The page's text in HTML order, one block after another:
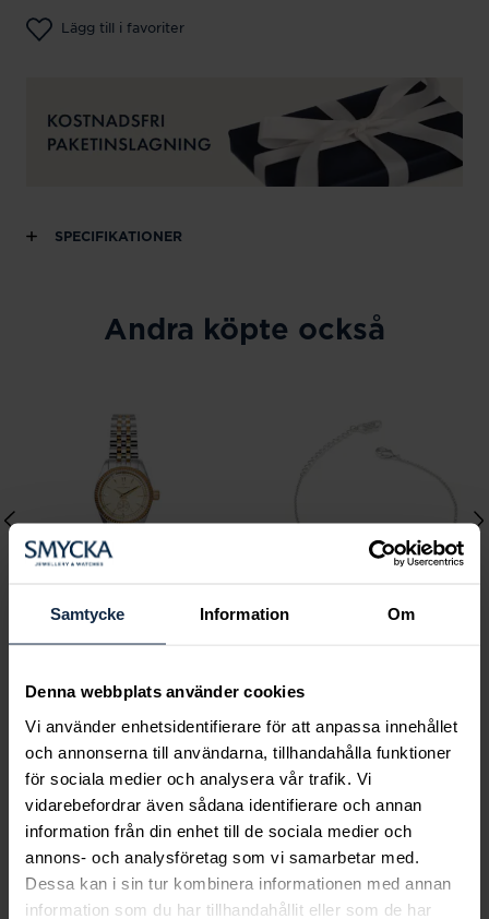
Samtycke Information Om
Denna webbplats använder cookies
Vi använder enhetsidentifierare för att anpassa innehållet
och annonserna till användarna, tillhandahålla funktioner
för sociala medier och analysera vår trafik. Vi
vidarebefordrar även sådana identifierare och annan
information från din enhet till de sociala medier och
annons- och analysföretag som vi samarbetar med.
Dessa kan i sin tur kombinera informationen med annan
information som du har tillhandahållit eller som de har
Lägg till i favoriter
SPECIFIKATIONER
Andra köpte också
Royal Watch 28 mm
Pris:2 399 kr
2 399 kr
Emily pearl bracelet -
Ivory
Pris:349 kr
349 kr
Smycka tar ansvar för ett hållbart
samhälle och värnar om miljö, resurser